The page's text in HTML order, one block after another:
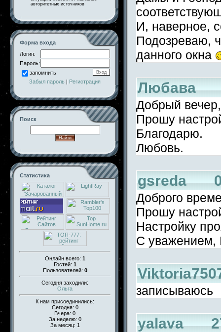
авторитетных источников
Форма входа
Логин:
Пароль:
запомнить
Забыл пароль | Регистрация
Поиск
Статистика
Онлайн всего: 1
Гостей: 1
Пользователей: 0
Сегодня заходили:
Ольга
К нам присоединились:
Сегодня: 0
Вчера: 0
За неделю: 0
За месяц: 1
И, наверное,
Подозреваю,
данного окна
Любава
Добрый
Прошу
Благодарю.
Любовь.
gsreda
Доброго
Прошу
Настройку
С уважением,
записываюсь
yalava